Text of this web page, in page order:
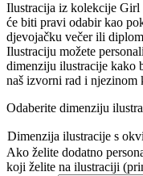
Ilustracija iz kolekcije Girl
će biti pravi odabir kao
djevojačku večer ili
Ilustraciju možete
dimenziju ilustracije kako
naš izvorni rad i
Odaberite dimenziju
Dimenzija ilustracije s
Ako želite dodatno
koji želite na ilustraciji